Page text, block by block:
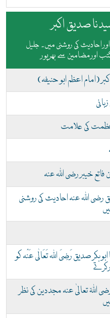
احادیث کی روشنی میں۔ جلیل
اور مضامین سے بھرپور
(امام اعظم ابو حنیفہ)
عظمت کی علامت
خیبر رضی اللہ عنہ
رضی اللہ عنہ احادیث کی روشنی
صدیق رَضِیَ اللہ تَعَالٰی عَنْہ کو
تعالیٰ عنہ مجددین کی نظر